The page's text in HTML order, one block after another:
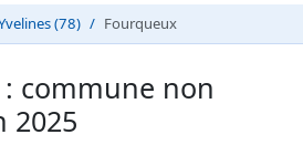
(78) Fourqueux
commune non
2025